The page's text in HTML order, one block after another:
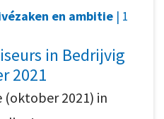
en ambitie | 1
in Bedrijvig
2021
(oktober 2021) in